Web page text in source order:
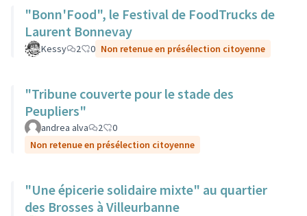
"Bonn'Food", le Festival de FoodTrucks de
Laurent Bonnevay
Kessy 2 0 Non retenue en présélection citoyenne
"Tribune couverte pour le stade des
Peupliers"
andrea alva 2
0
Non retenue en présélection citoyenne
"Une épicerie solidaire mixte" au quartier
des Brosses à Villeurbanne